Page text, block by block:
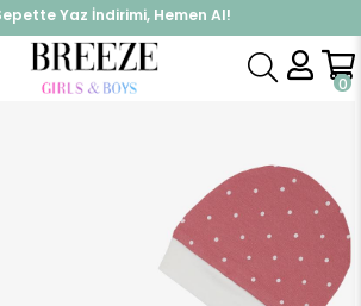
Yaz İndirimi, Hemen Al!
ek %10 İndirimi Kap, Hemen Üye Ol!
0
Tulum Kız Bebek Patikli Tulum Puantiyeli Gülkurusu (4 Ay)